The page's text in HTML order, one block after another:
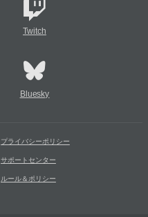
Twitch
Bluesky
プライバシーポリシー
サポートセンター
ルール＆ポリシー